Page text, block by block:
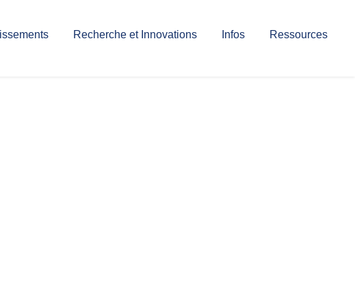
Recherche et Innovations Infos Ressources